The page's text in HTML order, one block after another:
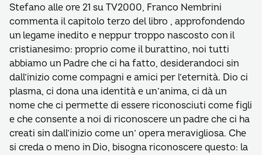
Stefano alle ore 21 su TV2000, Franco Nembrini
commenta il capitolo terzo del libro , approfondendo
un legame inedito e neppur troppo nascosto con il
cristianesimo: proprio come il burattino, noi tutti
abbiamo un Padre che ci ha fatto, desiderandoci sin
dall’inizio come compagni e amici per l’eternità. Dio ci
plasma, ci dona una identità e un’anima, ci dà un
nome che ci permette di essere riconosciuti come figli
e che consente a noi di riconoscere un padre che ci ha
creati sin dall’inizio come un’ opera meravigliosa. Che
si creda o meno in Dio, bisogna riconoscere questo: la